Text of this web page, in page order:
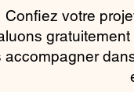
Confiez votre
accompagner